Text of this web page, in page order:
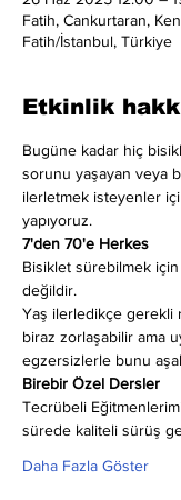
Fatih, Cankurtaran,
Fatih/İstanbul, Türkiye
Etkinlik
Bugüne kadar hiç
sorunu yaşayan veya
ilerletmek isteyenler
yapıyoruz.
7'den 70'e Herkes
Bisiklet sürebilmek
değildir.
Yaş ilerledikçe gerekli
biraz zorlaşabilir ama
egzersizlerle bunu
Birebir Özel Dersler
Tecrübeli
sürede kaliteli sürüş
Daha Fazla Göster